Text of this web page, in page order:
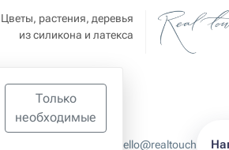
Цветы, растения, деревья
из силикона и латекса
hello@realtouch-
Только
необходимые